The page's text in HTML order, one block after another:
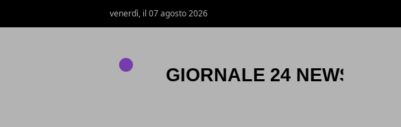
venerdì, il 07 agosto 2026